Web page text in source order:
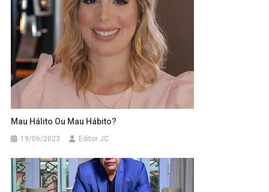
Mau Hálito Ou Mau Hábito?
19/06/2023 Editor JC